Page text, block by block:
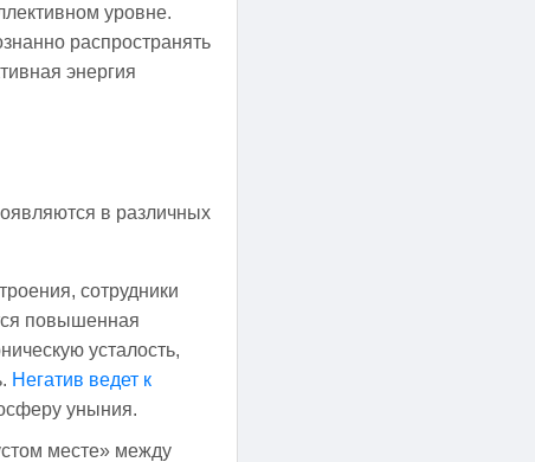
уровне.
распространять
энергия
в различных
сотрудники
повышенная
усталость,
Негатив ведет к
уныния.
месте» между